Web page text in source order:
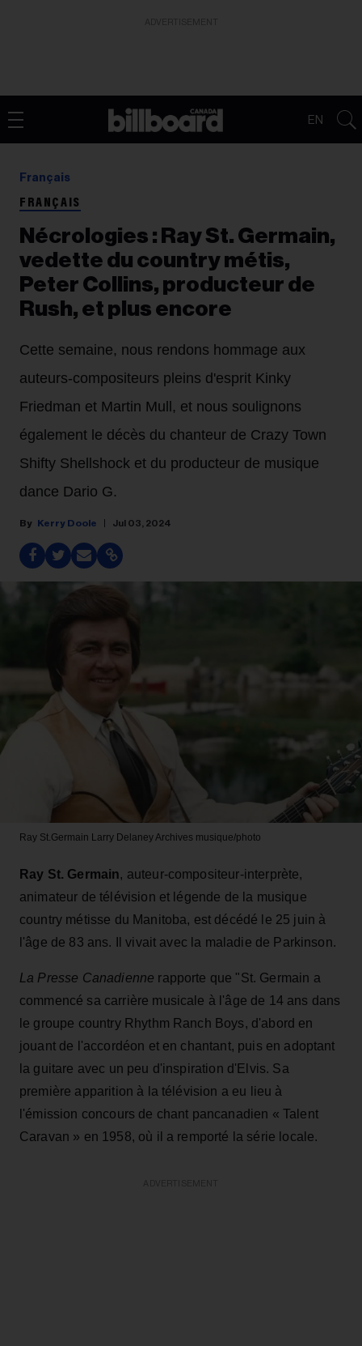
EN
Français
FRANÇAIS
Nécrologies : Ray St. Germain,
vedette du country métis,
Peter Collins, producteur de
Rush, et plus encore
Cette semaine, nous rendons hommage aux
auteurs-compositeurs pleins d'esprit Kinky
Friedman et Martin Mull, et nous soulignons
également le décès du chanteur de Crazy Town
Shifty Shellshock et du producteur de musique
dance Dario G.
Kerry Doole Jul 03, 2024
Ray St.Germain Larry Delaney Archives musique/photo
Ray St. Germain, auteur-compositeur-interprète,
animateur de télévision et légende de la musique
country métisse du Manitoba, est décédé le 25 juin à
l'âge de 83 ans. Il vivait avec la maladie de Parkinson.
La Presse Canadienne rapporte que "St. Germain a
commencé sa carrière musicale à l'âge de 14 ans dans
le groupe country Rhythm Ranch Boys, d'abord en
jouant de l'accordéon et en chantant, puis en adoptant
la guitare avec un peu d'inspiration d'Elvis. Sa
première apparition à la télévision a eu lieu à
l'émission concours de chant pancanadien « Talent
Caravan » en 1958, où il a remporté la série locale.